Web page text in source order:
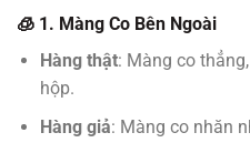
🧊 1. Màng Co Bên Ngoài
Hàng thật: Màng co
hộp.
Hàng giả: Màng co nhăn